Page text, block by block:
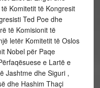
Komitetit të Kongresit
Ted Poe dhe
të Komisionit të
letër Komitetit të Oslos
Nobel për Paqe
e Lartë e
Jashtme dhe Siguri ,
dhe Hashim Thaçi